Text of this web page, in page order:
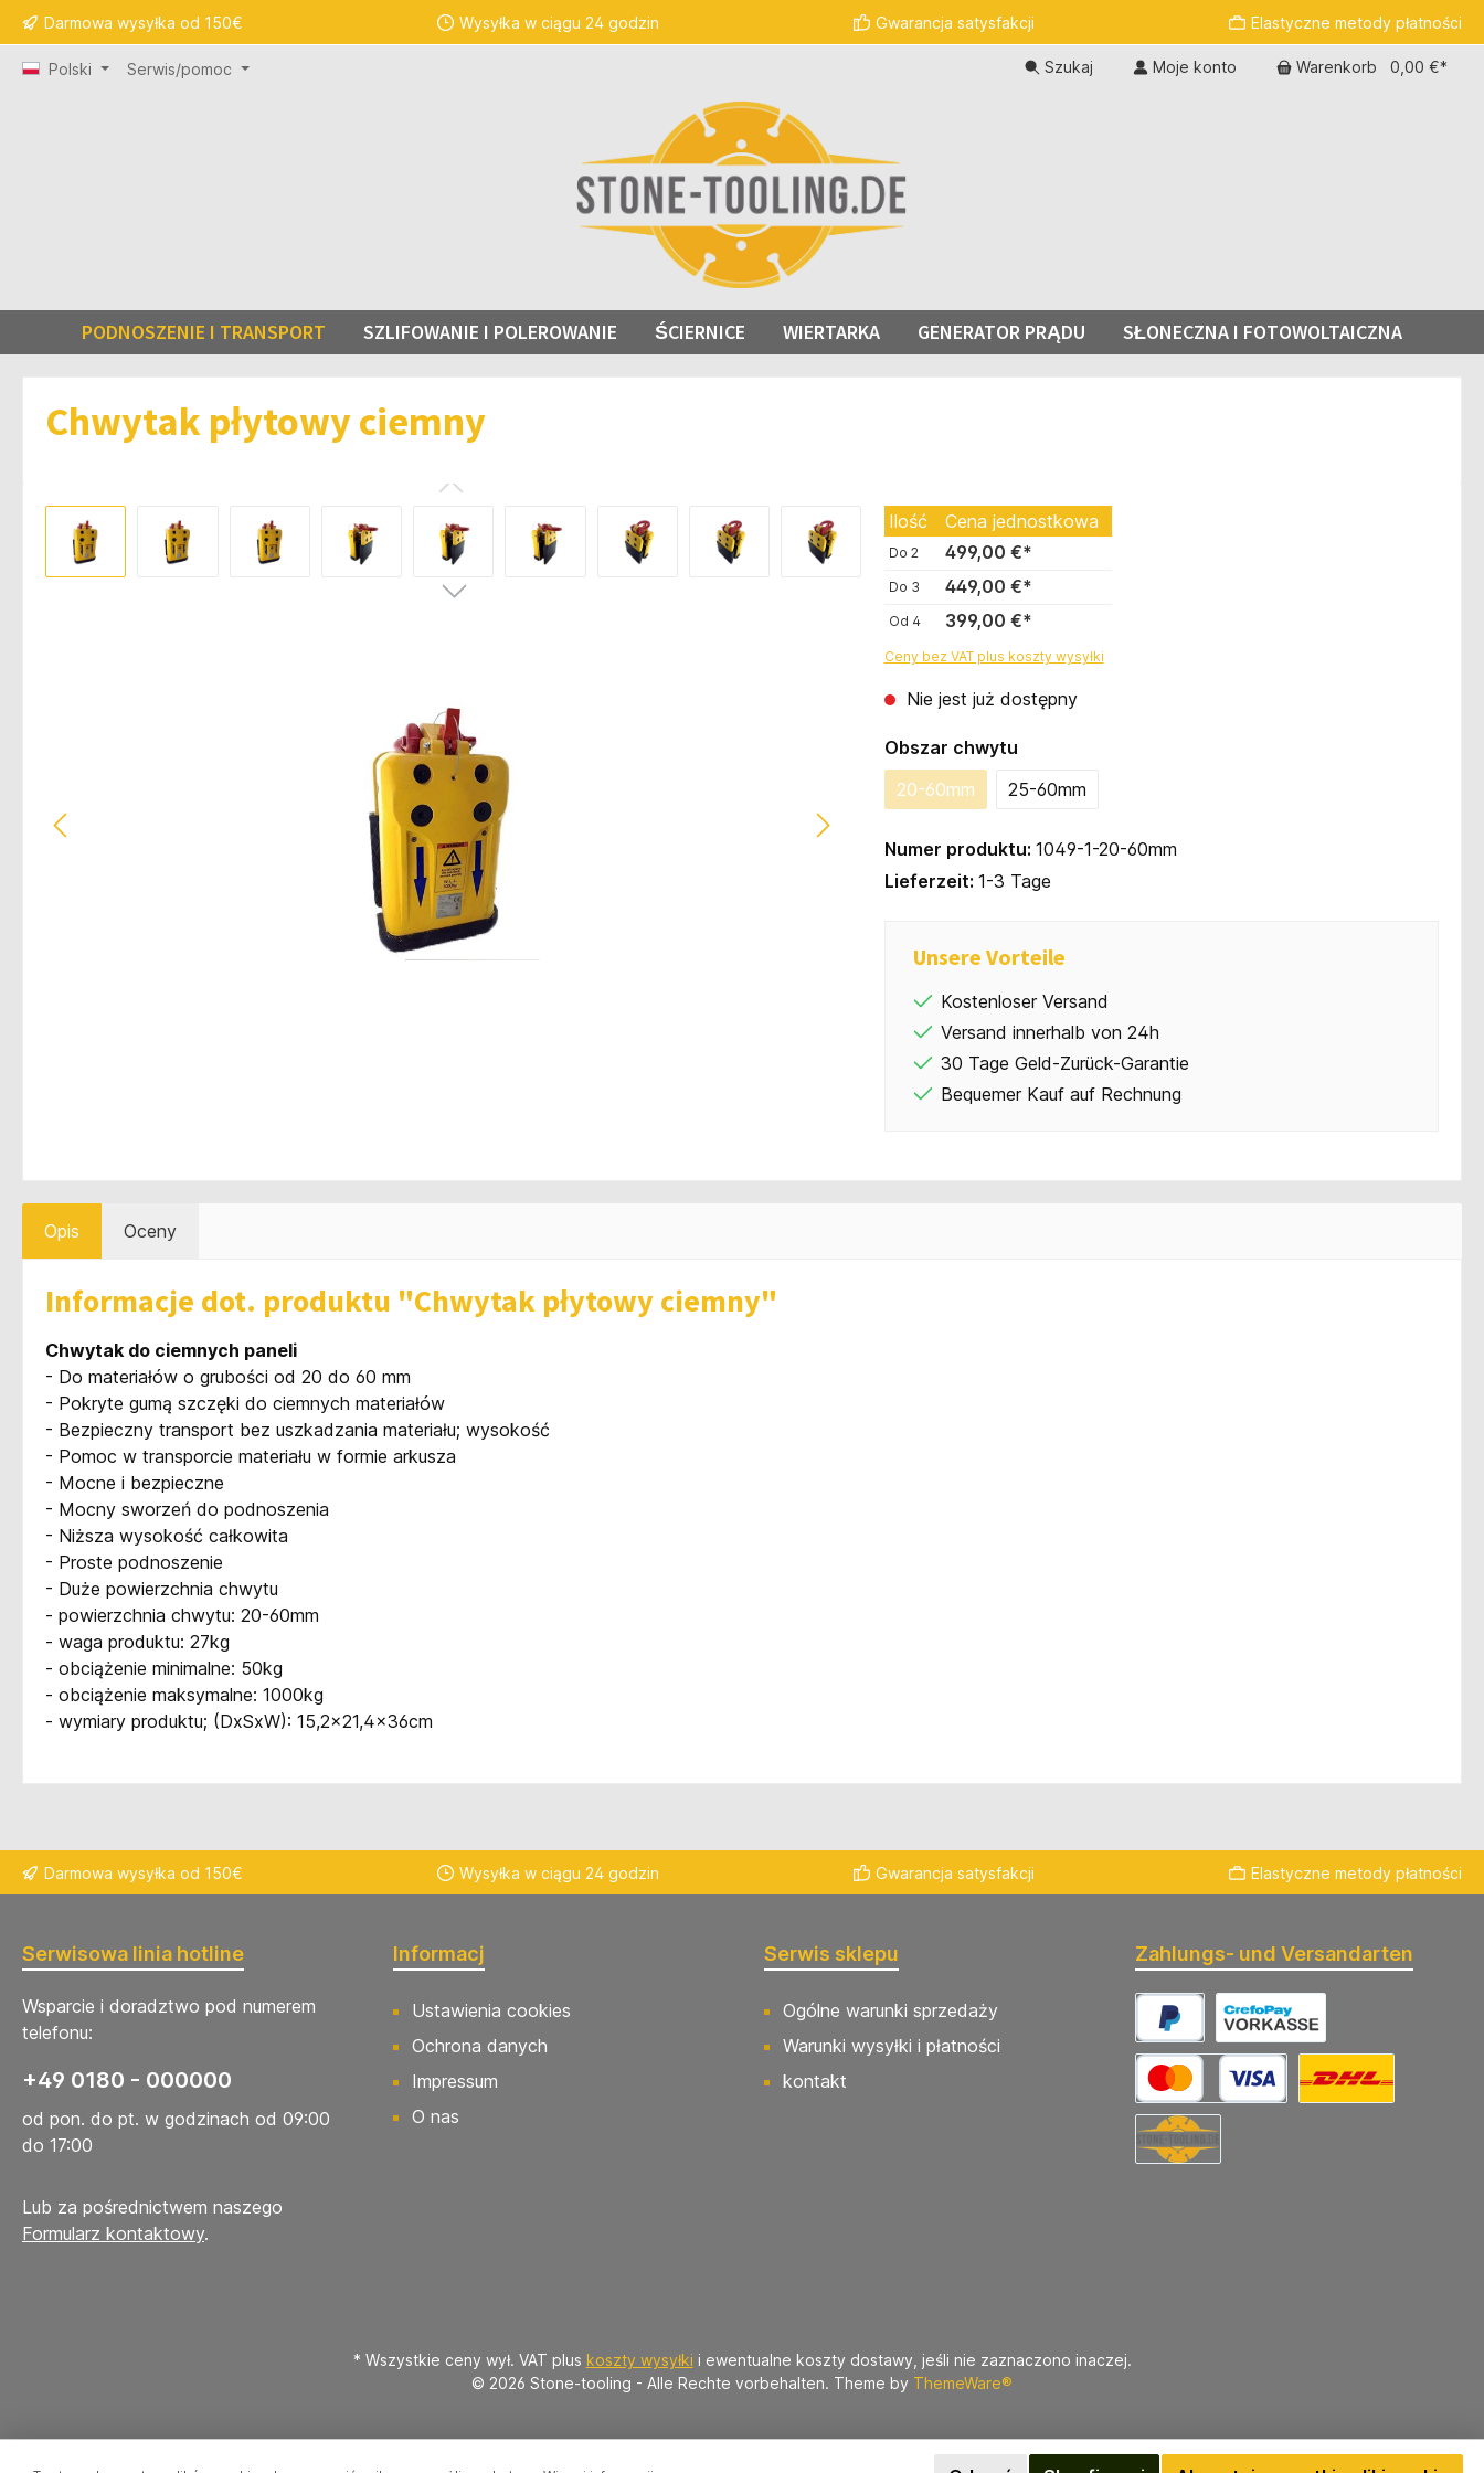
Przejdź do głównej nawigacji
Darmowa wysyłka od 150€ Wysyłka w ciągu 24 godzin Gwarancja satysfakcji Elastyczne metody płatności
Polski Serwis/pomoc Szukaj Moje konto Warenkorb 0,00 €*
PODNOSZENIE I TRANSPORT SZLIFOWANIE I POLEROWANIE ŚCIERNICE WIERTARKA GENERATOR PRĄDU SŁONECZNA I FOTOWOLTAICZNA
Chwytak płytowy ciemny
Pomiń galerię zdjęć Ilość Cena jednostkowa
Do 2 499,00 €*
Do 3 449,00 €*
Od 4 399,00 €*
Ceny bez VAT plus koszty wysyłki
Nie jest już dostępny
Wybierz
Obszar chwytu
20-60mm(Ta opcja jest obecnie niedostępna.)
25-60mm
Numer produktu: 1049-1-20-60mm
Lieferzeit: 1-3 Tage
Unsere Vorteile
Kostenloser Versand
Versand innerhalb von 24h
30 Tage Geld-Zurück-Garantie
Bequemer Kauf auf Rechnung
Opis Oceny
Informacje dot. produktu "Chwytak płytowy ciemny"
Chwytak do ciemnych paneli
- Do materiałów o grubości od 20 do 60 mm
- Pokryte gumą szczęki do ciemnych materiałów
- Bezpieczny transport bez uszkadzania materiału; wysokość
- Pomoc w transporcie materiału w formie arkusza
- Mocne i bezpieczne
- Mocny sworzeń do podnoszenia
- Niższa wysokość całkowita
- Proste podnoszenie
- Duże powierzchnia chwytu
- powierzchnia chwytu: 20-60mm
- waga produktu: 27kg
- obciążenie minimalne: 50kg
- obciążenie maksymalne: 1000kg
- wymiary produktu; (DxSxW): 15,2x21,4x36cm
Darmowa wysyłka od 150€ Wysyłka w ciągu 24 godzin Gwarancja satysfakcji Elastyczne metody płatności
Serwisowa linia hotline
Wsparcie i doradztwo pod numerem
telefonu:
+49 0180 - 000000
od pon. do pt. w godzinach od 09:00
do 17:00
Lub za pośrednictwem naszego
Formularz kontaktowy.
Informacj
Ustawienia cookies
Ochrona danych
Impressum
O nas
Serwis sklepu
Ogólne warunki sprzedaży
Warunki wysyłki i płatności
kontakt
Zahlungs- und Versandarten
* Wszystkie ceny wył. VAT plus koszty wysyłki i ewentualne koszty dostawy, jeśli nie zaznaczono inaczej.
© 2026 Stone-tooling - Alle Rechte vorbehalten. Theme by ThemeWare®